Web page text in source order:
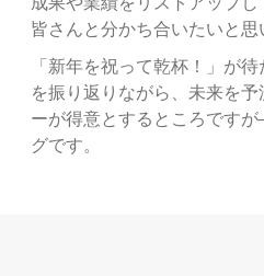
成果や業績をリストアップ
皆さんと分かち合いたいと思
「新年を祝って乾杯！」が
を振り返りながら、未来を
ーが得意とするところです
グです。